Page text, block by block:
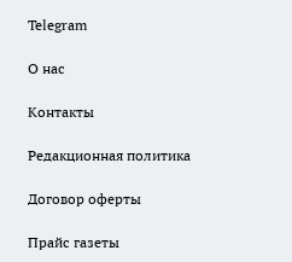
Telegram
О нас
Контакты
Редакционная политика
Договор оферты
Прайс газеты